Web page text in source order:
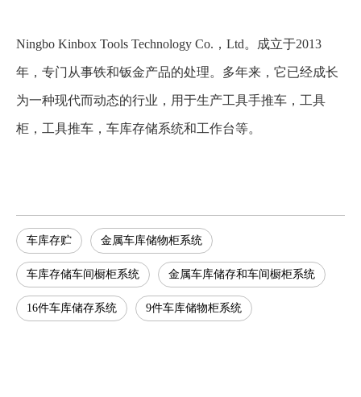
Ningbo Kinbox Tools Technology Co.，Ltd。成立于2013
年，专门从事铁和钣金产品的处理。多年来，它已经成长
为一种现代而动态的行业，用于生产工具手推车，工具
柜，工具推车，车库存储系统和工作台等。
车库存贮 金属车库储物柜系统
车库存储车间橱柜系统 金属车库储存和车间橱柜系统
16件车库储存系统 9件车库储物柜系统